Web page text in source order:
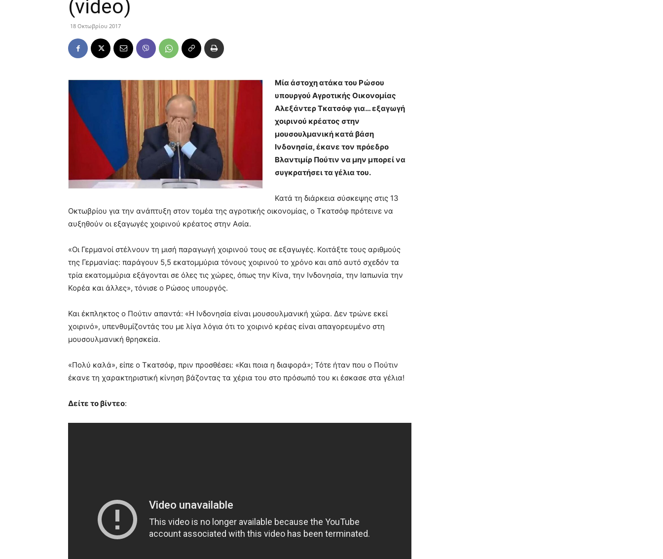
(video)
18 Οκτωβρίου 2017
Μία άστοχη ατάκα του Ρώσου
υπουργού Αγροτικής Οικονομίας
Αλεξάντερ Τκατσόφ για… εξαγωγή
χοιρινού κρέατος στην
μουσουλμανική κατά βάση
Ινδονησία, έκανε τον πρόεδρο
Βλαντιμίρ Πούτιν να μην μπορεί να
συγκρατήσει τα γέλια του.
Κατά τη διάρκεια σύσκεψης στις 13
Οκτωβρίου για την ανάπτυξη στον τομέα της αγροτικής οικονομίας, ο Τκατσόφ πρότεινε να
αυξηθούν οι εξαγωγές χοιρινού κρέατος στην Ασία.
«Οι Γερμανοί στέλνουν τη μισή παραγωγή χοιρινού τους σε εξαγωγές. Κοιτάξτε τους αριθμούς
της Γερμανίας: παράγουν 5,5 εκατομμύρια τόνους χοιρινού το χρόνο και από αυτό σχεδόν τα
τρία εκατομμύρια εξάγονται σε όλες τις χώρες, όπως την Κίνα, την Ινδονησία, την Ιαπωνία την
Κορέα και άλλες», τόνισε ο Ρώσος υπουργός.
Και έκπληκτος ο Πούτιν απαντά: «Η Ινδονησία είναι μουσουλμανική χώρα. Δεν τρώνε εκεί
χοιρινό», υπενθυμίζοντάς του με λίγα λόγια ότι το χοιρινό κρέας είναι απαγορευμένο στη
μουσουλμανική θρησκεία.
«Πολύ καλά», είπε ο Τκατσόφ, πριν προσθέσει: «Και ποια η διαφορά»; Τότε ήταν που ο Πούτιν
έκανε τη χαρακτηριστική κίνηση βάζοντας τα χέρια του στο πρόσωπό του κι έσκασε στα γέλια!
Δείτε το βίντεο: